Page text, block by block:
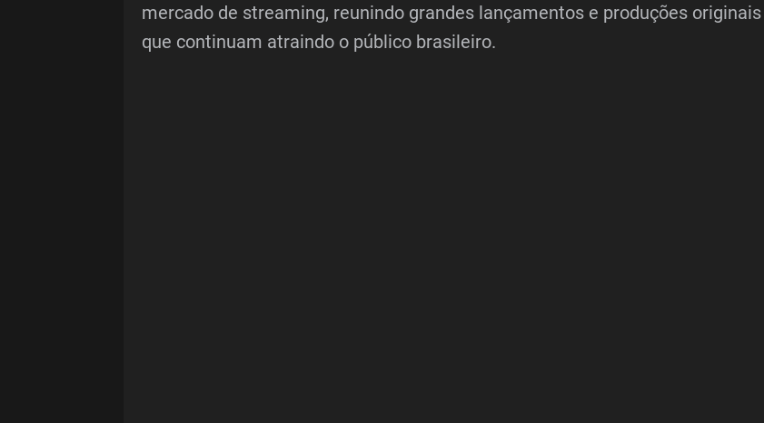
mercado de streaming, reunindo grandes lançamentos e produções originais
que continuam atraindo o público brasileiro.